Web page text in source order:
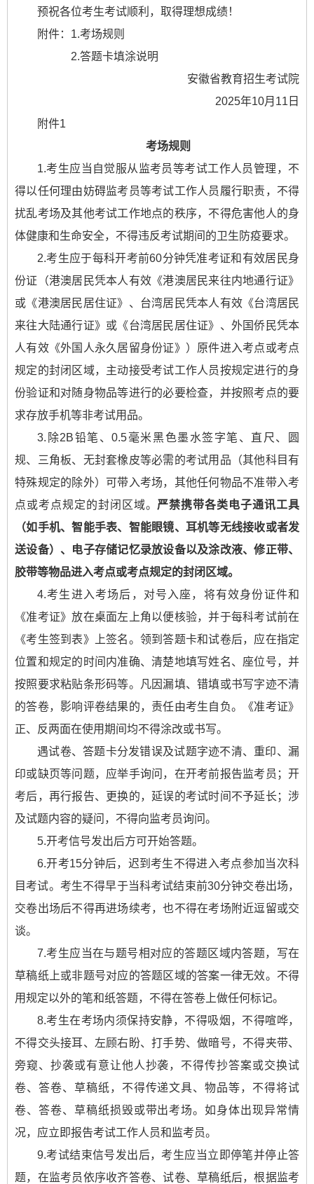
预祝各位考生考试顺利，取得理想成绩！
附件：1.考场规则
2.答题卡填涂说明
安徽省教育招生考试院
2025年10月11日
附件1
考场规则
1.考生应当自觉服从监考员等考试工作人员管理，不
得以任何理由妨碍监考员等考试工作人员履行职责，不得
扰乱考场及其他考试工作地点的秩序，不得危害他人的身
体健康和生命安全，不得违反考试期间的卫生防疫要求。
2.考生应于每科开考前60分钟凭准考证和有效居民身
份证（港澳居民凭本人有效《港澳居民来往内地通行证》
或《港澳居民居住证》、台湾居民凭本人有效《台湾居民
来往大陆通行证》或《台湾居民居住证》、外国侨民凭本
人有效《外国人永久居留身份证》）原件进入考点或考点
规定的封闭区域，主动接受考试工作人员按规定进行的身
份验证和对随身物品等进行的必要检查，并按照考点的要
求存放手机等非考试用品。
3.除2B铅笔、0.5毫米黑色墨水签字笔、直尺、圆
规、三角板、无封套橡皮等必需的考试用品（其他科目有
特殊规定的除外）可带入考场，其他任何物品不准带入考
点或考点规定的封闭区域。 严禁携带各类电子通讯工具
（如手机、智能手表、智能眼镜、耳机等无线接收或者发
送设备）、电子存储记忆录放设备以及涂改液、修正带、
胶带等物品进入考点或考点规定的封闭区域。
4.考生进入考场后，对号入座，将有效身份证件和
《准考证》放在桌面左上角以便核验，并于每科考试前在
《考生签到表》上签名。领到答题卡和试卷后，应在指定
位置和规定的时间内准确、清楚地填写姓名、座位号，并
按照要求粘贴条形码等。凡因漏填、错填或书写字迹不清
的答卷，影响评卷结果的，责任由考生自负。《准考证》
正、反两面在使用期间均不得涂改或书写。
遇试卷、答题卡分发错误及试题字迹不清、重印、漏
印或缺页等问题，应举手询问，在开考前报告监考员；开
考后，再行报告、更换的，延误的考试时间不予延长；涉
及试题内容的疑问，不得向监考员询问。
5.开考信号发出后方可开始答题。
6.开考15分钟后，迟到考生不得进入考点参加当次科
目考试。考生不得早于当科考试结束前30分钟交卷出场，
交卷出场后不得再进场续考，也不得在考场附近逗留或交
谈。
7.考生应当在与题号相对应的答题区域内答题，写在
草稿纸上或非题号对应的答题区域的答案一律无效。不得
用规定以外的笔和纸答题，不得在答卷上做任何标记。
8.考生在考场内须保持安静，不得吸烟，不得喧哗，
不得交头接耳、左顾右盼、打手势、做暗号，不得夹带、
旁窥、抄袭或有意让他人抄袭，不得传抄答案或交换试
卷、答卷、草稿纸，不得传递文具、物品等，不得将试
卷、答卷、草稿纸损毁或带出考场。如身体出现异常情
况，应立即报告考试工作人员和监考员。
9.考试结束信号发出后，考生应当立即停笔并停止答
题，在监考员依序收齐答卷、试卷、草稿纸后，根据监考